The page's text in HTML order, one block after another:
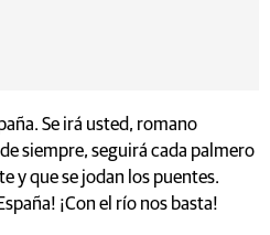
Se irá usted, romano
siempre, seguirá cada palmero
y que se jodan los puentes.
¡Con el río nos basta!